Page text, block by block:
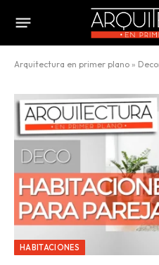
Arquitectura en primer plano »
HABITACIONES